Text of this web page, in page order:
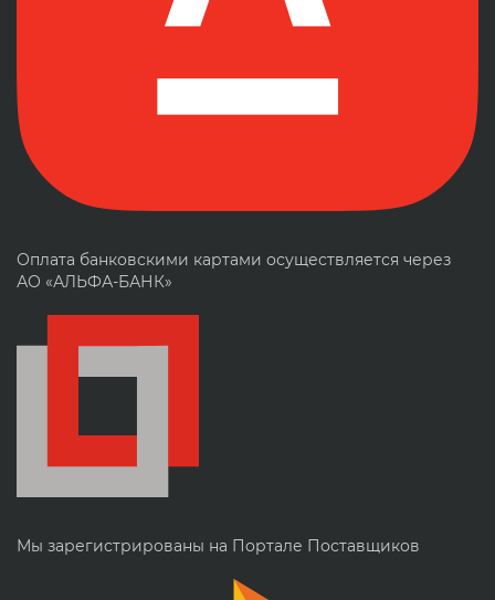
Оплата банковскими картами осуществляется через
АО «АЛЬФА-БАНК»
Мы зарегистрированы на Портале Поставщиков